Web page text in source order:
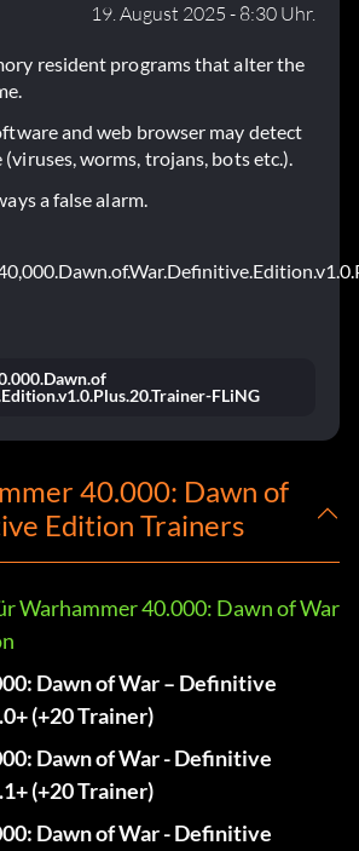
19. August 2025 - 8:30 Uhr.
resident programs that alter the
and web browser may detect
worms, trojans, bots etc.).
a false alarm.
FLiNG
40.000: Dawn of
Edition Trainers
Warhammer 40.000: Dawn of War
Dawn of War – Definitive
(+20 Trainer)
Dawn of War - Definitive
(+20 Trainer)
Dawn of War - Definitive